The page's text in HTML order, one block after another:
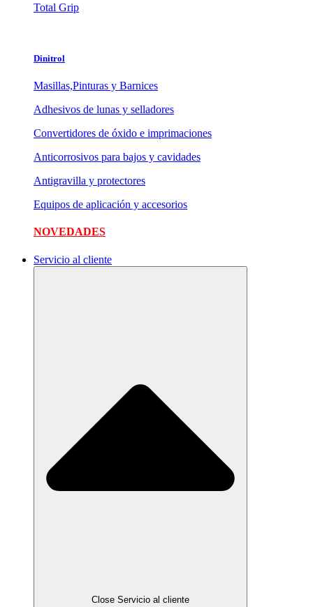
Total Grip
Dinitrol
Masillas,Pinturas y Barnices
Adhesivos de lunas y selladores
Convertidores de óxido e imprimaciones
Anticorrosivos para bajos y cavidades
Antigravilla y protectores
Equipos de aplicación y accesorios
NOVEDADES
Servicio al cliente
Close Servicio al cliente